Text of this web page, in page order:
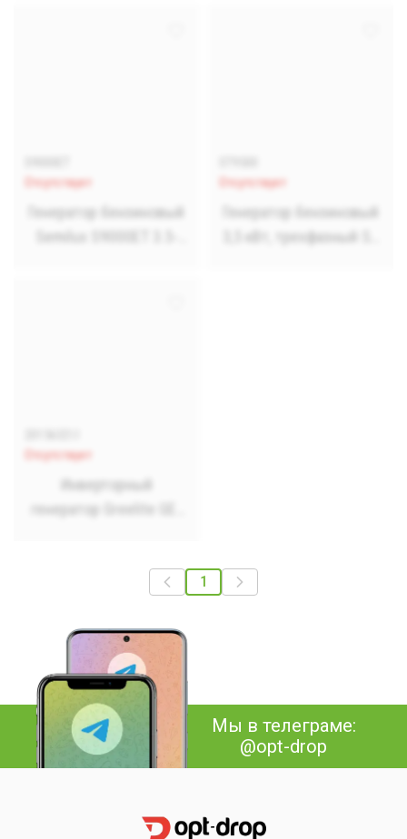
Отсутствует
Генератор бензиновый
Semilux S9000ET 3.5-
Отсутствует
Генератор бензиновый
3,5 кВт, трехфазный ST
Отсутствует
Инверторный
генератор Greelite GE-
1
Мы в телеграме:
@opt-drop